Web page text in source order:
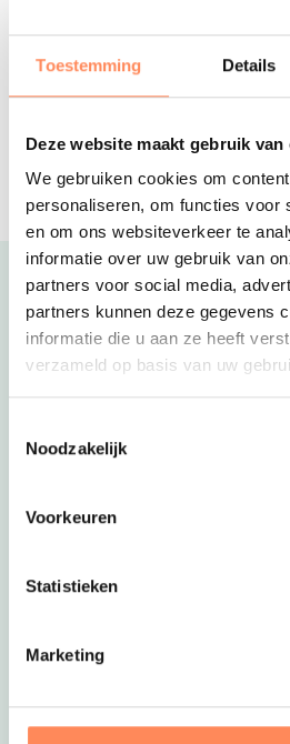
Toestemming Details
Deze website maakt gebruik van
We gebruiken cookies om
personaliseren, om functies voor
en om ons websiteverkeer te
informatie over uw gebruik van
partners voor social media,
partners kunnen deze gegevens
informatie die u aan ze heeft
verzameld op basis van uw
Noodzakelijk
Voorkeuren
Statistieken
Marketing
5-sterren
palmbomen
Gezellige